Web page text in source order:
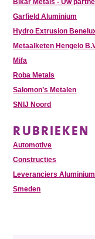
Bikar Metals - Uw
Garfield Aluminium
Hydro Extrusion
Metaalketen Hengelo
Mifa
Roba Metals
Salomon’s Metalen
SNIJ Noord
RUBRIEKEN
Automotive
Constructies
Leveranciers Aluminium
Smeden